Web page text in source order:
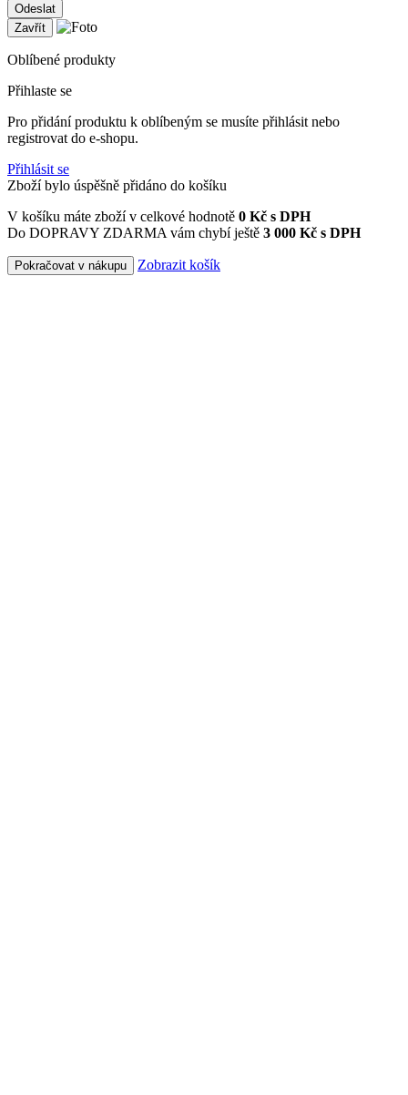
Odeslat
Zavřít
Oblíbené produkty
Přihlaste se
Pro přidání produktu k oblíbeným se musíte přihlásit nebo
registrovat do e-shopu.
Přihlásit se
Zboží bylo úspěšně přidáno do košíku
V košíku máte zboží v celkové hodnotě 0 Kč s DPH
Do DOPRAVY ZDARMA vám chybí ještě 3 000 Kč s DPH
Pokračovat v nákupu Zobrazit košík